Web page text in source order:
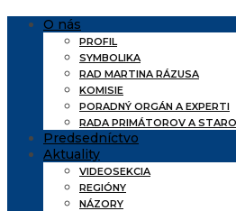
O nás
PROFIL
SYMBOLIKA
RAD MARTINA RÁZUSA
KOMISIE
PORADNÝ ORGÁN A EXPERTI
RADA PRIMÁTOROV A
Predsedníctvo
Aktuality
VIDEOSEKCIA
REGIÓNY
NÁZORY